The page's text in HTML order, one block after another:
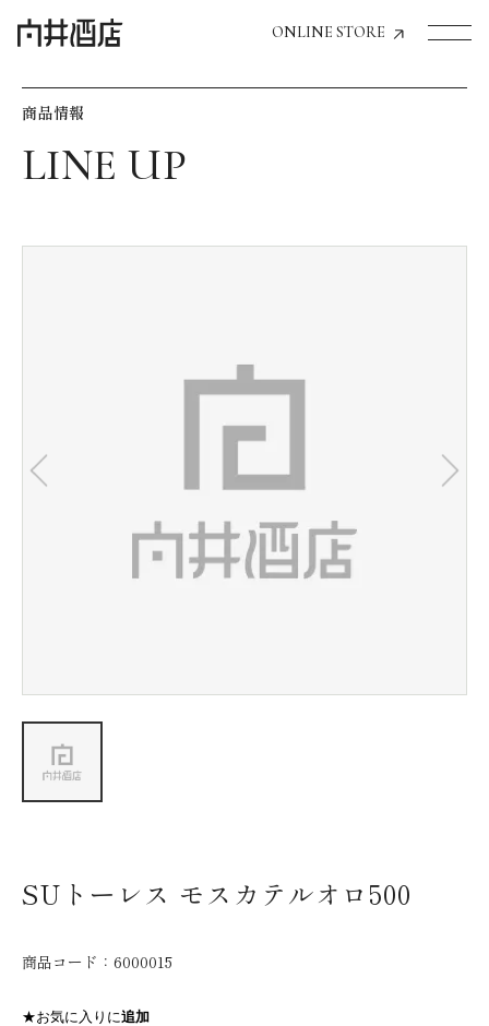
ONLINE STORE
飲食店経営のお客様
お気に入り機能の活用方法
会社情報
商品情報
SUトーレス モスカテルオロ500
商品コード： 6000015
★お気に入りに追加